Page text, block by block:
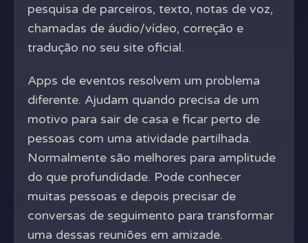
pesquisa de parceiros, texto, notas de voz,
chamadas de áudio/vídeo, correção e
tradução no seu site oficial.
Apps de eventos resolvem um problema
diferente. Ajudam quando precisa de um
motivo para sair de casa e ficar perto de
pessoas com uma atividade partilhada.
Normalmente são melhores para amplitude
do que profundidade. Pode conhecer
muitas pessoas e depois precisar de
conversas de seguimento para transformar
uma dessas reuniões em amizade.